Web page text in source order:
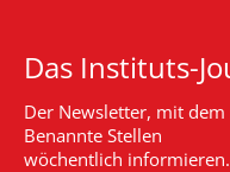
Das Instituts-
Der Newsletter, mit
Benannte Stellen
wöchentlich informieren.